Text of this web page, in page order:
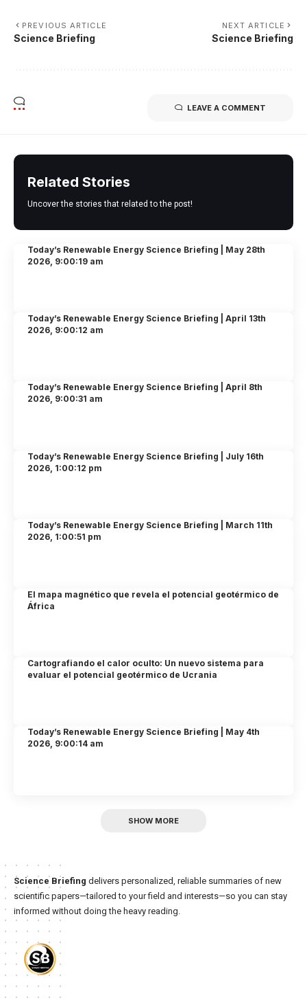
PREVIOUS ARTICLE
Science Briefing
NEXT ARTICLE
Science Briefing
LEAVE A COMMENT
Related Stories
Uncover the stories that related to the post!
Today’s Renewable Energy Science Briefing | May 28th
2026, 9:00:19 am
Today’s Renewable Energy Science Briefing | April 13th
2026, 9:00:12 am
Today’s Renewable Energy Science Briefing | April 8th
2026, 9:00:31 am
Today’s Renewable Energy Science Briefing | July 16th
2026, 1:00:12 pm
Today’s Renewable Energy Science Briefing | March 11th
2026, 1:00:51 pm
El mapa magnético que revela el potencial geotérmico de
África
Cartografiando el calor oculto: Un nuevo sistema para
evaluar el potencial geotérmico de Ucrania
Today’s Renewable Energy Science Briefing | May 4th
2026, 9:00:14 am
SHOW MORE
Science Briefing delivers personalized, reliable summaries of new
scientific papers—tailored to your field and interests—so you can stay
informed without doing the heavy reading.